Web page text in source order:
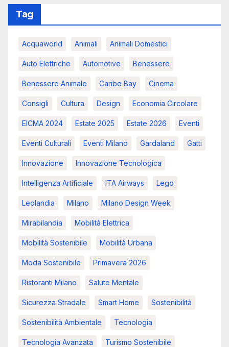
Tag
Acquaworld Animali Animali Domestici
Auto Elettriche Automotive Benessere
Benessere Animale Caribe Bay Cinema
Consigli Cultura Design Economia Circolare
EICMA 2024 Estate 2025 Estate 2026 Eventi
Eventi Culturali Eventi Milano Gardaland Gatti
Innovazione Innovazione Tecnologica
Intelligenza Artificiale ITA Airways Lego
Leolandia Milano Milano Design Week
Mirabilandia Mobilità Elettrica
Mobilità Sostenibile Mobilità Urbana
Moda Sostenibile Primavera 2026
Ristoranti Milano Salute Mentale
Sicurezza Stradale Smart Home Sostenibilità
Sostenibilità Ambientale Tecnologia
Tecnologia Avanzata Turismo Sostenibile